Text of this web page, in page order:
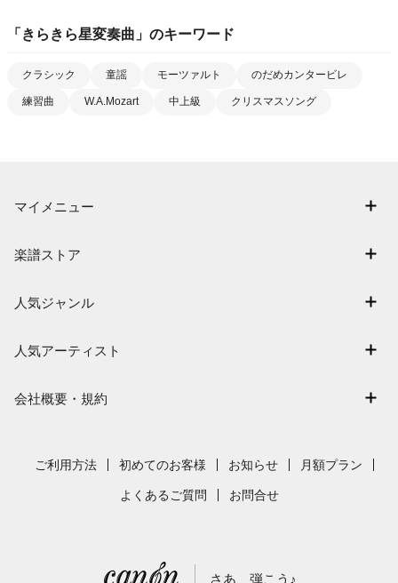
「 きらきら星変奏曲 」のキーワード
クラシック 童謡 モーツァルト のだめカンタービレ
練習曲 W.A.Mozart 中上級 クリスマスソング
マイメニュー
退会はこちら
楽譜ストア
難易度別に探す
まもなく配信
人気ジャンル
保育
発表会
人気アーティスト
新沢としひこ
会社概要・規約
採用情報
ご利用方法 初めてのお客様 お知らせ 月額プラン
よくあるご質問 お問合せ
さあ、弾こう♪